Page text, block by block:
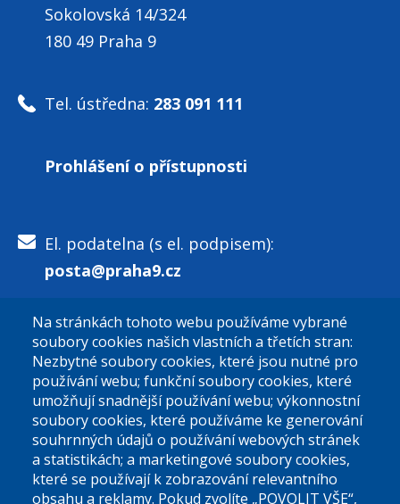
Sokolovská 14/324
180 49 Praha 9
Tel. ústředna: 283 091 111
Prohlášení o přístupnosti
El. podatelna (s el. podpisem):
posta@praha9.cz
El. podatelna (bez el. podpisu):
podatelna@praha9.cz
Úřední dny:
Na stránkách tohoto webu používáme vybrané
soubory cookies našich vlastních a třetích stran:
Nezbytné soubory cookies, které jsou nutné pro
používání webu; funkční soubory cookies, které
umožňují snadnější používání webu; výkonnostní
soubory cookies, které používáme ke generování
souhrnných údajů o používání webových stránek
a statistikách; a marketingové soubory cookies,
které se používají k zobrazování relevantního
obsahu a reklamy. Pokud zvolíte „POVOLIT VŠE“,